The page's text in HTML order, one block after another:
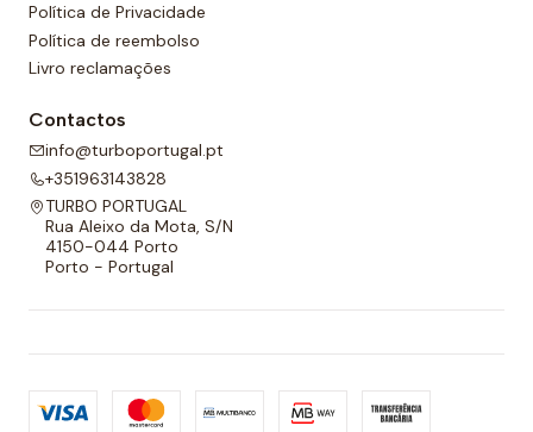
Política de Privacidade
Política de reembolso
Livro reclamações
Contactos
info@turboportugal.pt
+351963143828
TURBO PORTUGAL
Rua Aleixo da Mota, S/N
4150-044 Porto
Porto - Portugal